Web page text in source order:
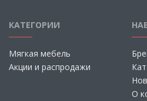
КАТЕГОРИИ
Мягкая мебель
Акции и распродажи
О